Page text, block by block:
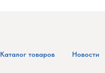
Каталог товаров Новости